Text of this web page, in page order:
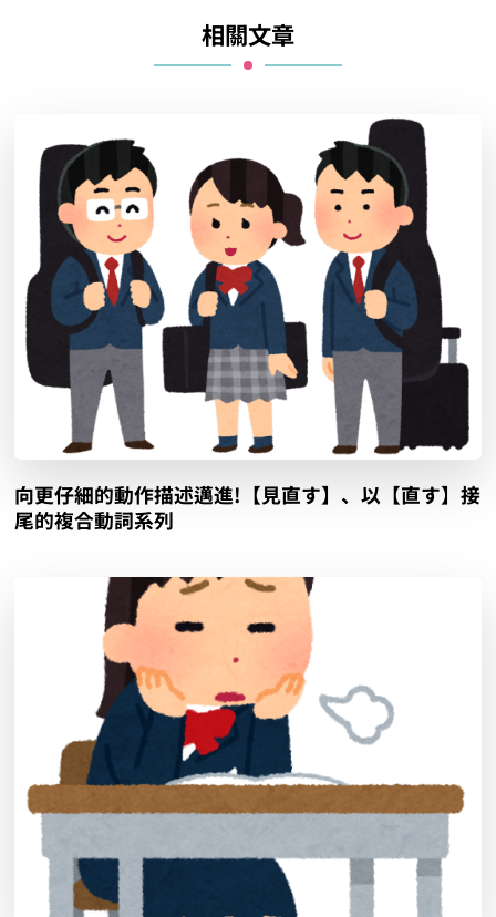
相關文章
向更仔細的動作描述邁進!【見直す】、以【直す】接
尾的複合動詞系列